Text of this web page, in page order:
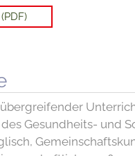
Gesundheits- und